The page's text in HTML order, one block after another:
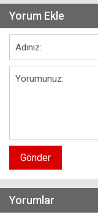
Yorum Ekle
Gönder
Yorumlar